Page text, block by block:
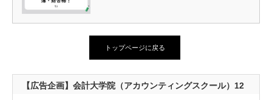
トップページに戻る
【広告企画】会計大学院（アカウンティングスクール）12